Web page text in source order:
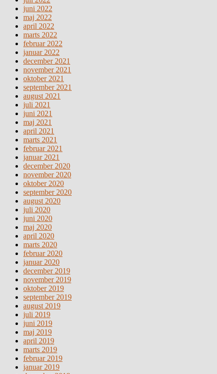
juni 2022
maj 2022
april 2022
marts 2022
februar 2022
januar 2022
december 2021
november 2021
oktober 2021
september 2021
august 2021
juli 2021
juni 2021
maj 2021
april 2021
marts 2021
februar 2021
januar 2021
december 2020
november 2020
oktober 2020
september 2020
august 2020
juli 2020
juni 2020
maj 2020
april 2020
marts 2020
februar 2020
januar 2020
december 2019
november 2019
oktober 2019
september 2019
august 2019
juli 2019
juni 2019
maj 2019
april 2019
marts 2019
februar 2019
januar 2019